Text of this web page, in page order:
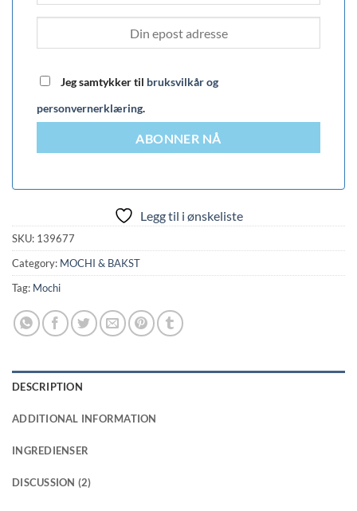
Jeg samtykker til bruksvilkår og
personvernerklæring.
ABONNER NÅ
Legg til i ønskeliste
SKU: 139677
Category: MOCHI & BAKST
Tag: Mochi
DESCRIPTION
ADDITIONAL INFORMATION
INGREDIENSER
DISCUSSION (2)